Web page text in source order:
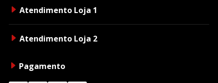
Atendimento Loja 1
Atendimento Loja 2
Pagamento